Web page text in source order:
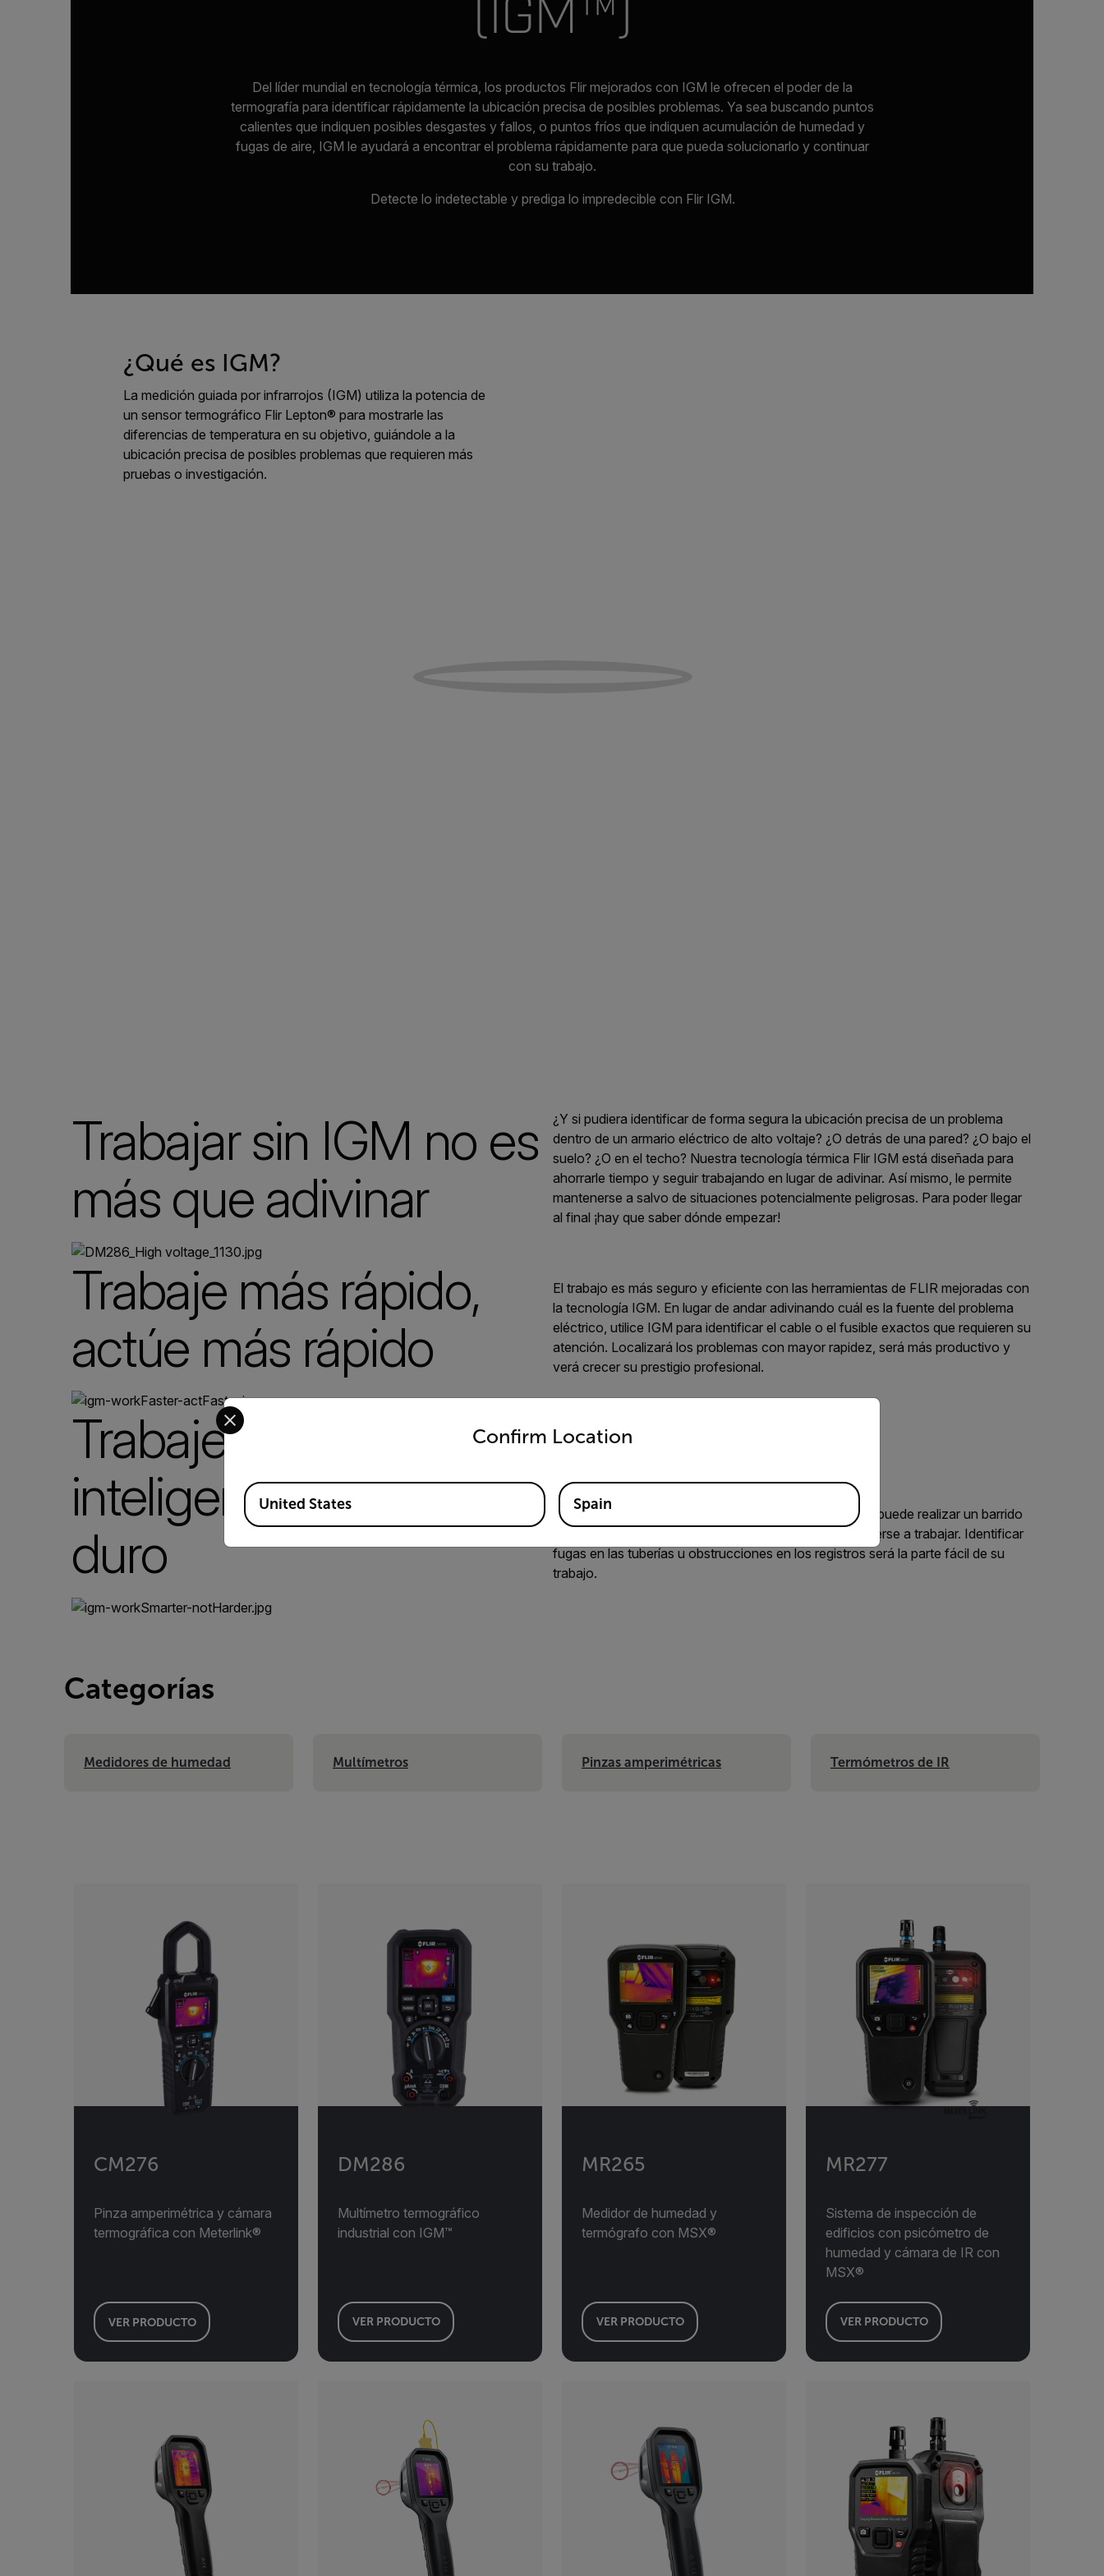
(IGM™)
Del líder mundial en tecnología térmica, los productos Flir mejorados con IGM le ofrecen el poder de la
termografía para identificar rápidamente la ubicación precisa de posibles problemas. Ya sea buscando puntos
calientes que indiquen posibles desgastes y fallos, o puntos fríos que indiquen acumulación de humedad y
fugas de aire, IGM le ayudará a encontrar el problema rápidamente para que pueda solucionarlo y continuar
con su trabajo.
Detecte lo indetectable y prediga lo impredecible con Flir IGM.
¿Qué es IGM?
La medición guiada por infrarrojos (IGM) utiliza la potencia de
un sensor termográfico Flir Lepton® para mostrarle las
diferencias de temperatura en su objetivo, guiándole a la
ubicación precisa de posibles problemas que requieren más
pruebas o investigación.
Trabajar sin IGM no es
más que adivinar
¿Y si pudiera identificar de forma segura la ubicación precisa de un problema
dentro de un armario eléctrico de alto voltaje? ¿O detrás de una pared? ¿O bajo el
suelo? ¿O en el techo? Nuestra tecnología térmica Flir IGM está diseñada para
ahorrarle tiempo y seguir trabajando en lugar de adivinar. Así mismo, le permite
mantenerse a salvo de situaciones potencialmente peligrosas. Para poder llegar
al final ¡hay que saber dónde empezar!
Trabaje más rápido,
actúe más rápido
El trabajo es más seguro y eficiente con las herramientas de FLIR mejoradas con
la tecnología IGM. En lugar de andar adivinando cuál es la fuente del problema
eléctrico, utilice IGM para identificar el cable o el fusible exactos que requieren su
atención. Localizará los problemas con mayor rapidez, será más productivo y
verá crecer su prestigio profesional.
Trabaje de forma más
inteligente, no más
duro
El tiempo es dinero, y con las herramientas IGM de Flir, puede realizar un barrido
rápido del área de trabajo, encontrar el problema y ponerse a trabajar. Identificar
fugas en las tuberías u obstrucciones en los registros será la parte fácil de su
trabajo.
Categorías
Medidores de humedad Multímetros Pinzas amperimétricas Termómetros de IR
CM276
Pinza amperimétrica y cámara
termográfica con Meterlink®
VER PRODUCTO
DM286
Multímetro termográfico
industrial con IGM™
VER PRODUCTO
MR265
Medidor de humedad y
termógrafo con MSX®
VER PRODUCTO
MR277
Sistema de inspección de
edificios con psicómetro de
humedad y cámara de IR con
MSX®
VER PRODUCTO
Confirm Location
Select your preferred country and language from the options below to access the appropriate version of our website.
Available Locations
United States Spain